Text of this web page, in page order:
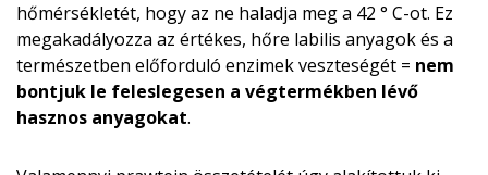
hőmérsékletét, hogy az ne haladja meg a 42 ° C-ot. Ez
megakadályozza az értékes, hőre labilis anyagok és a
természetben előforduló enzimek veszteségét = nem
bontjuk le feleslegesen a végtermékben lévő
hasznos anyagokat.